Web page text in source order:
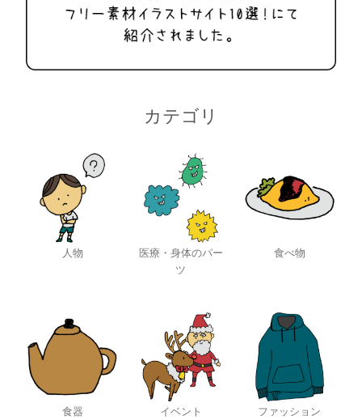
カテゴリ
人物
医療・身体のパー
ツ
食べ物
食器 イベント ファッション